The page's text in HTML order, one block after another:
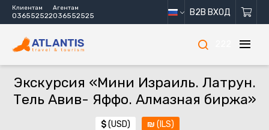
Клиентам
036552522
Агентам
036552525 B2B ВХОД
Экскурсия «Мини Израиль. Латрун.
Тель Авив- Яффо. Алмазная биржа»
$(USD) ₪ (ILS)